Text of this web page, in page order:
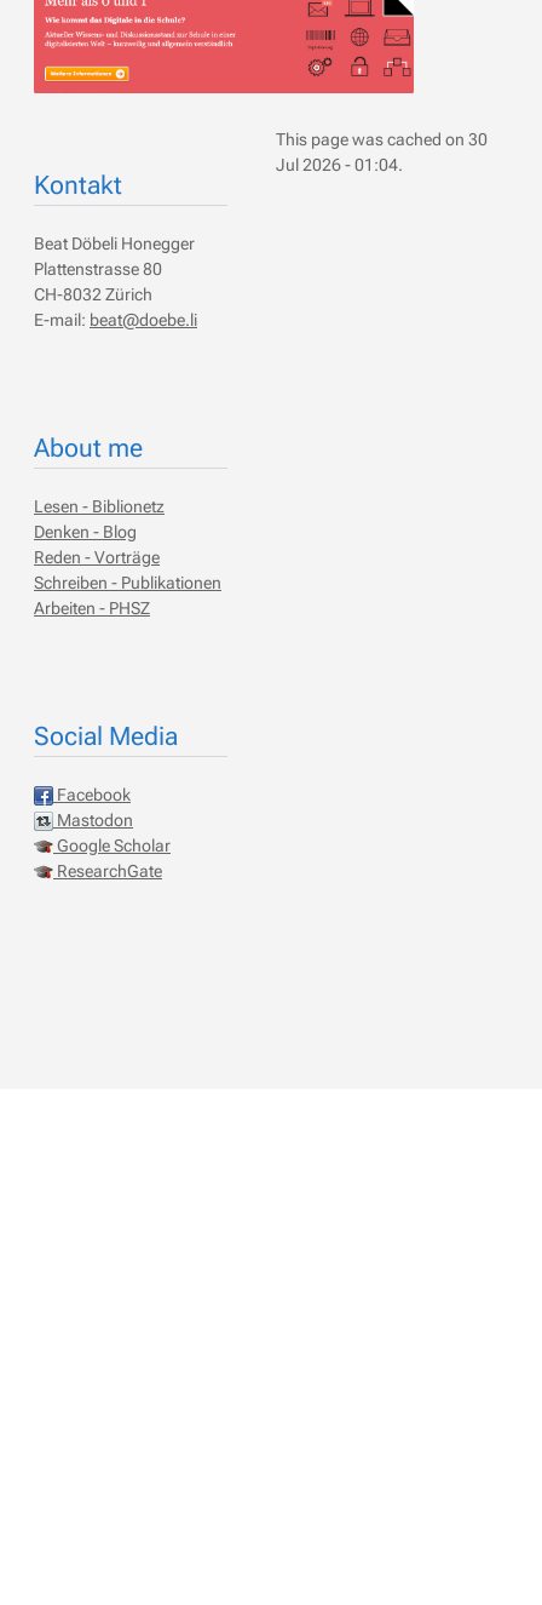
Kontakt
Beat Döbeli Honegger
Plattenstrasse 80
CH-8032 Zürich
E-mail: beat@doebe.li
About me
Lesen - Biblionetz
Denken - Blog
Reden - Vorträge
Schreiben - Publikationen
Arbeiten - PHSZ
Social Media
Facebook
Mastodon
Google Scholar
ResearchGate
This page was cached on 30
Jul 2026 - 01:04.